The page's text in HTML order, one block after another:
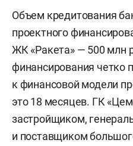
Объем кредитования
проектного
ЖК «Ракета» — 500 млн
финансирования четко
к финансовой модели
это 18 месяцев. ГК
застройщиком,
и поставщиком